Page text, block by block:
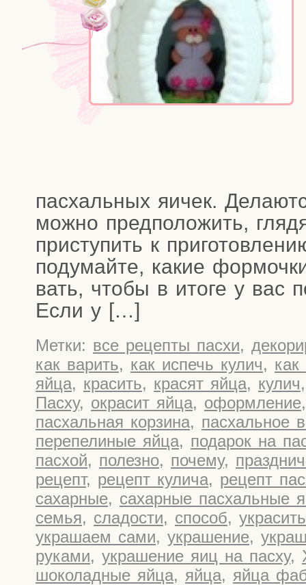
пас­халь­ных яичек.
мож­но пред­по­ло­жить,
при­сту­пить к
поду­май­те, какие
вать, что­бы в ито­ге у вас
Если у […]
Метки: все рецепты пасхи,
как варить, как испечь кулич, как
яйца, красить, красят яйца, кулич
Пасху, окрасит яйца, оформление
пасхальная корзина, пасхальное
перепелиные яйца, подарок на
пасхой, полезно, почему,
рецепт, рецепт кулича, рецепт
сахарные, сахарные пасхальные
семья, сладости, способ, украсить
украшаем сами, украшение,
руками, украшение яиц на пасху,
шоколадные яйца, яйца, яйца